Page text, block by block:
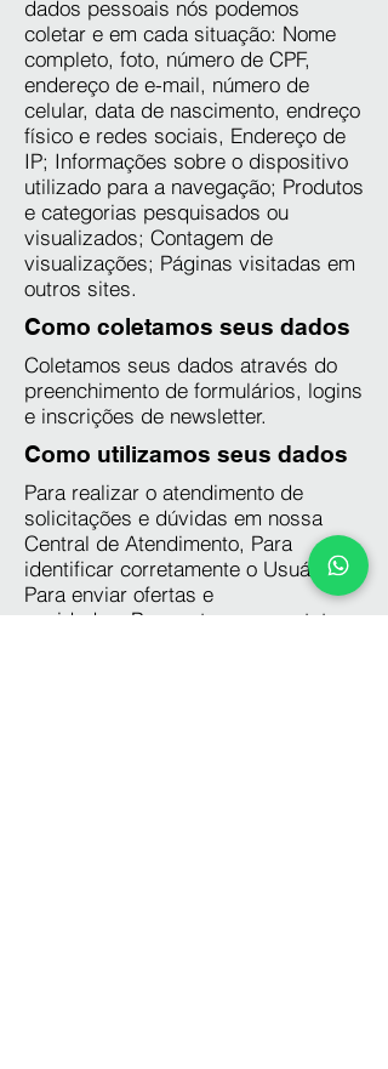
dados pessoais nós podemos
coletar e em cada situação: Nome
completo, foto, número de CPF,
endereço de e-mail, número de
celular, data de nascimento, endreço
físico e redes sociais, Endereço de
IP; Informações sobre o dispositivo
utilizado para a navegação; Produtos
e categorias pesquisados ou
visualizados; Contagem de
visualizações; Páginas visitadas em
outros sites.
Como coletamos seus dados
Coletamos seus dados através do
preenchimento de formulários, logins
e inscrições de newsletter.
Como utilizamos seus dados
Para realizar o atendimento de
solicitações e dúvidas em nossa
Central de Atendimento, Para
identificar corretamente o Usuário,
Para enviar ofertas e
novidades, Para entrar em contato